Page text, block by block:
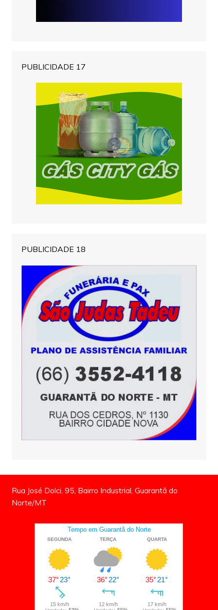
PUBLICIDADE 17
PUBLICIDADE 18
Rua José Dolci, 95, Bairro Industrial, Guarantã do
Norte/MT